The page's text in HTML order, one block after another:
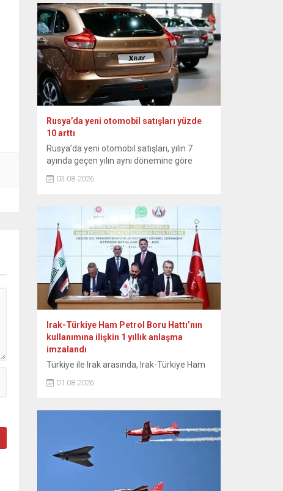
temmuz ayı ihracat rakamlarını
değerlendirdi. Sanayicinin katma değerli
üretimi sürdürdüğünü ifade eden Kacır,
şunları kaydetti: “İhracatta güçlü
performansımız devam ediyor.
Temmuzda ihracat, geçen yılın aynı ayına
göre yüzde 2,9 artarak 25,6 milyar...
Rusya’da yeni otomobil satışları yüzde
10 arttı
Rusya’da yeni otomobil satışları, yılın 7
ayında geçen yılın aynı dönemine göre
yüzde 10 artarak 815 bin 100’e ulaştı.
Rusya Sanayi ve Ticaret Bakanlığından
otomobil pazarına ilişkin verilere yer verildi.
Bu yılın ocak-temmuz döneminde yeni
otomobil satışlarının geçen yılın aynı
dönemine göre yüzde 10 artışla 815...
03.08.2026
Irak-Türkiye Ham Petrol Boru Hattı’nın
kullanımına ilişkin 1 yıllık anlaşma
imzalandı
Türkiye ile Irak arasında, Irak-Türkiye Ham
sağlamak amacıyla günlük 750 bin varillik
imzalandı. Enerji ve Tabii Kaynaklar
Bakanlığından yapılan açıklamaya göre,
Enerji ve Tabii Kaynaklar Bakanı Alparslan
Bayraktar, Irak Petrol Bakanı Basim
Muhammed Hüdeyir ve beraberindeki
01.08.2026